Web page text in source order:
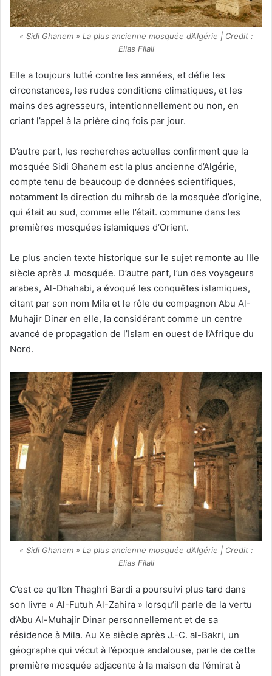
« Sidi Ghanem » La plus ancienne mosquée d’Algérie | Credit :
Elias Filali
Elle a toujours lutté contre les années, et défie les
circonstances, les rudes conditions climatiques, et les
mains des agresseurs, intentionnellement ou non, en
criant l’appel à la prière cinq fois par jour.
D’autre part, les recherches actuelles confirment que la
mosquée Sidi Ghanem est la plus ancienne d’Algérie,
compte tenu de beaucoup de données scientifiques,
notamment la direction du mihrab de la mosquée d’origine,
qui était au sud, comme elle l’était. commune dans les
premières mosquées islamiques d’Orient.
Le plus ancien texte historique sur le sujet remonte au IIIe
siècle après J. mosquée. D’autre part, l’un des voyageurs
arabes, Al-Dhahabi, a évoqué les conquêtes islamiques,
citant par son nom Mila et le rôle du compagnon Abu Al-
Muhajir Dinar en elle, la considérant comme un centre
avancé de propagation de l’Islam en ouest de l’Afrique du
Nord.
« Sidi Ghanem » La plus ancienne mosquée d’Algérie | Credit :
Elias Filali
C’est ce qu’Ibn Thaghri Bardi a poursuivi plus tard dans
son livre « Al-Futuh Al-Zahira » lorsqu’il parle de la vertu
d’Abu Al-Muhajir Dinar personnellement et de sa
résidence à Mila. Au Xe siècle après J.-C. al-Bakri, un
géographe qui vécut à l’époque andalouse, parle de cette
première mosquée adjacente à la maison de l’émirat à